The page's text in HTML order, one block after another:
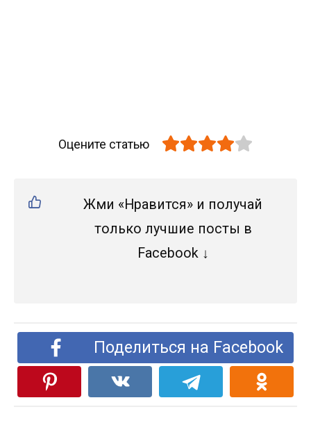
Оцените статью
Жми «Нравится» и получай
только лучшие посты в
Facebook ↓
Поделиться на Facebook